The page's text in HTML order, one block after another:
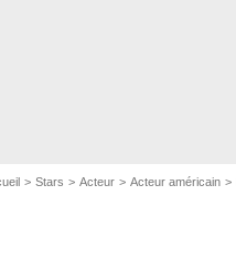
Stars Acteur Acteur américain